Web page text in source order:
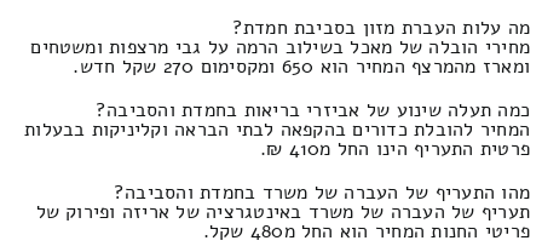
מה עלות העברת מזון בסביבת חמדת?
מחירי הובלה של מאכל בשילוב הרמה על גבי מרצפות ומשטחים
ומארז מהמרצף המחיר הוא 650 ומקסימום 270 שקל חדש.
כמה תעלה שינוע של אביזרי בריאות בחמדת והסביבה?
המחיר להובלת כדורים בהקפאה לבתי הבראה וקליניקות בבעלות
פרטית התעריף הינו החל מ410 ₪.
מהו התעריף של העברה של משרד בחמדת והסביבה?
תעריף של העברה של משרד באינטגרציה של אריזה ופירוק של
פריטי החנות המחיר הוא החל מ480 שקל.